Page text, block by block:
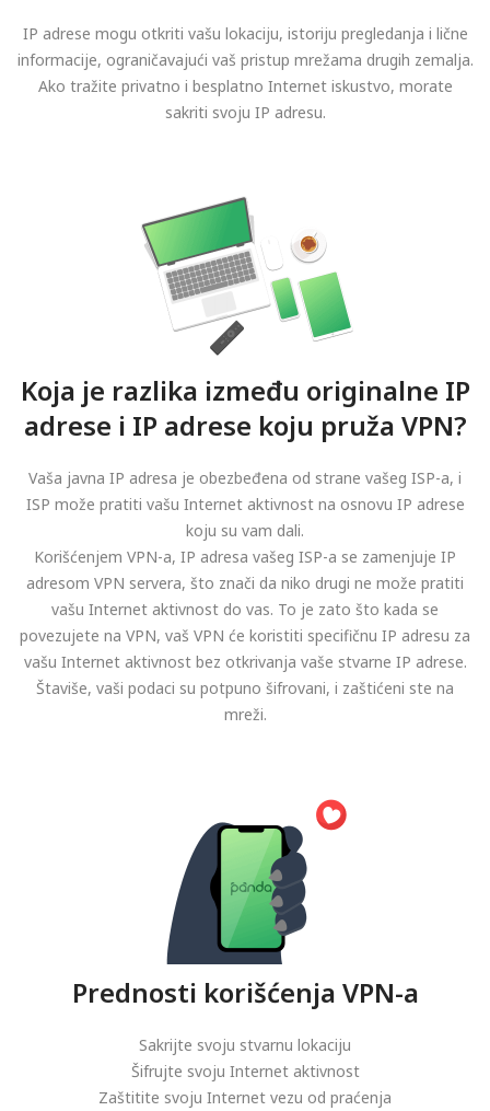
IP adrese mogu otkriti vašu lokaciju, istoriju pregledanja i lične
informacije, ograničavajući vaš pristup mrežama drugih zemalja.
Ako tražite privatno i besplatno Internet iskustvo, morate
sakriti svoju IP adresu.
Koja je razlika između originalne IP
adrese i IP adrese koju pruža VPN?
Vaša javna IP adresa je obezbeđena od strane vašeg ISP-a, i
ISP može pratiti vašu Internet aktivnost na osnovu IP adrese
koju su vam dali.
Korišćenjem VPN-a, IP adresa vašeg ISP-a se zamenjuje IP
adresom VPN servera, što znači da niko drugi ne može pratiti
vašu Internet aktivnost do vas. To je zato što kada se
povezujete na VPN, vaš VPN će koristiti specifičnu IP adresu za
vašu Internet aktivnost bez otkrivanja vaše stvarne IP adrese.
Štaviše, vaši podaci su potpuno šifrovani, i zaštićeni ste na
mreži.
Prednosti korišćenja VPN-a
Sakrijte svoju stvarnu lokaciju
Šifrujte svoju Internet aktivnost
Zaštitite svoju Internet vezu od praćenja